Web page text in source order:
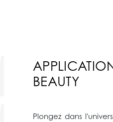
BEAUTY
Plongez dans